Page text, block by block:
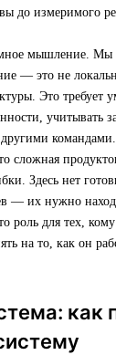
до измеримого
мышление. Мы
— это не
Это требует
учитывать
другими командами.
сложная
Здесь нет
— их нужно
роль для тех,
на то, как он
как